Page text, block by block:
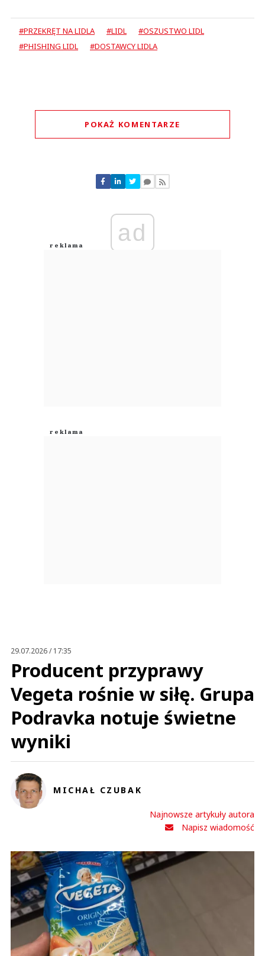
#PRZEKRĘT NA LIDLA #LIDL
#OSZUSTWO LIDL
#PHISHING LIDL
#DOSTAWCY LIDLA
POKAŻ KOMENTARZE
Nie znaleziono komentarzy
Zostaw swoje komentarze
Anuluj
ad
29.07.2026 / 17:35
Producent przyprawy
Vegeta rośnie w siłę. Grupa
Podravka notuje świetne
wyniki
MICHAŁ CZUBAK
Najnowsze artykuły autora
Napisz wiadomość